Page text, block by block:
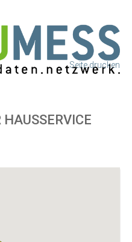
Seite drucken